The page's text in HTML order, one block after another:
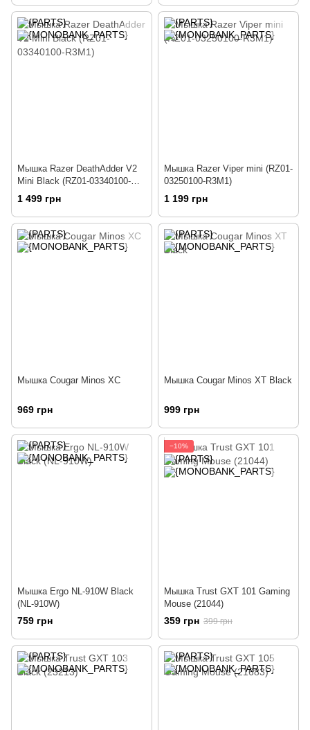
Мышка Razer DeathAdder V2
Mini Black (RZ01-03340100-
R3M1)
1 499 грн
Мышка Razer Viper mini (RZ01-
03250100-R3M1)
1 199 грн
Мышка Cougar Minos XC
969 грн
Мышка Cougar Minos XT Black
999 грн
Мышка Ergo NL-910W Black
(NL-910W)
759 грн
−10%
Мышка Trust GXT 101 Gaming
Mouse (21044)
359 грн 399 грн